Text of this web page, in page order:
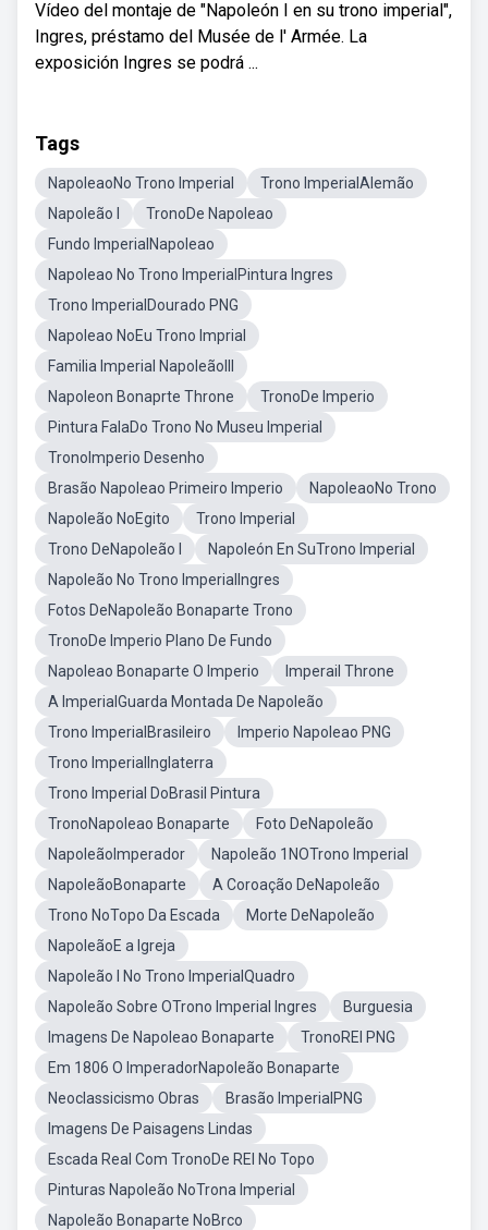
Vídeo del montaje de "Napoleón I en su trono imperial",
Ingres, préstamo del Musée de l' Armée. La
exposición Ingres se podrá ...
Tags
NapoleaoNo Trono Imperial
Trono ImperialAlemão
Napoleão I
TronoDe Napoleao
Fundo ImperialNapoleao
Napoleao No Trono ImperialPintura Ingres
Trono ImperialDourado PNG
Napoleao NoEu Trono Imprial
Familia Imperial NapoleãoIII
Napoleon Bonaprte Throne
TronoDe Imperio
Pintura FalaDo Trono No Museu Imperial
TronoImperio Desenho
Brasão Napoleao Primeiro Imperio
NapoleaoNo Trono
Napoleão NoEgito
Trono Imperial
Trono DeNapoleão I
Napoleón En SuTrono Imperial
Napoleão No Trono ImperialIngres
Fotos DeNapoleão Bonaparte Trono
TronoDe Imperio Plano De Fundo
Napoleao Bonaparte O Imperio
Imperail Throne
A ImperialGuarda Montada De Napoleão
Trono ImperialBrasileiro
Imperio Napoleao PNG
Trono ImperialInglaterra
Trono Imperial DoBrasil Pintura
TronoNapoleao Bonaparte
Foto DeNapoleão
NapoleãoImperador
Napoleão 1NOTrono Imperial
NapoleãoBonaparte
A Coroação DeNapoleão
Trono NoTopo Da Escada
Morte DeNapoleão
NapoleãoE a Igreja
Napoleão I No Trono ImperialQuadro
Napoleão Sobre OTrono Imperial Ingres
Burguesia
Imagens De Napoleao Bonaparte
TronoREI PNG
Em 1806 O ImperadorNapoleão Bonaparte
Neoclassicismo Obras
Brasão ImperialPNG
Imagens De Paisagens Lindas
Escada Real Com TronoDe REI No Topo
Pinturas Napoleão NoTrona Imperial
Napoleão Bonaparte NoBrco